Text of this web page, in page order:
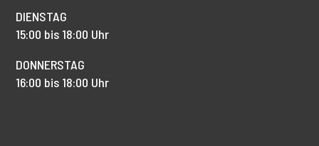
DIENSTAG
15:00 bis 18:00 Uhr
DONNERSTAG
16:00 bis 18:00 Uhr